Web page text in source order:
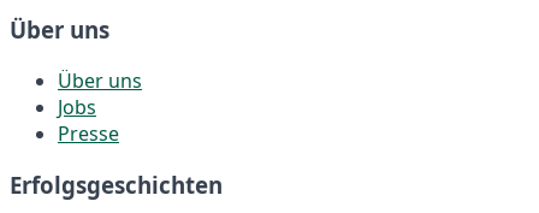
Über uns
Über uns
Jobs
Presse
Erfolgsgeschichten